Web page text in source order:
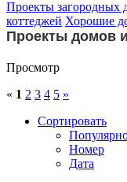
Проекты загородных
коттеджей Хорошие
Проекты домов
Просмотр
« 1 2 3 4 5 »
Сортировать
Номер
Дата